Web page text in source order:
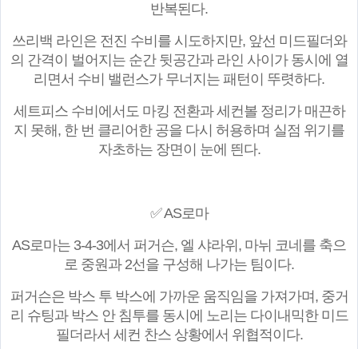
반복된다.
쓰리백 라인은 전진 수비를 시도하지만, 앞선 미드필더와
의 간격이 벌어지는 순간 뒷공간과 라인 사이가 동시에 열
리면서 수비 밸런스가 무너지는 패턴이 뚜렷하다.
세트피스 수비에서도 마킹 전환과 세컨볼 정리가 매끈하
지 못해, 한 번 클리어한 공을 다시 허용하며 실점 위기를
자초하는 장면이 눈에 띈다.
✅ AS로마
AS로마는 3-4-3에서 퍼거슨, 엘 샤라위, 마뉘 코네를 축으
로 중원과 2선을 구성해 나가는 팀이다.
퍼거슨은 박스 투 박스에 가까운 움직임을 가져가며, 중거
리 슈팅과 박스 안 침투를 동시에 노리는 다이내믹한 미드
필더라서 세컨 찬스 상황에서 위협적이다.